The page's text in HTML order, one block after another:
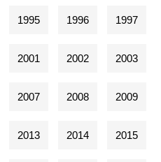
1995 1996 1997
2001 2002 2003
2007 2008 2009
2013 2014 2015